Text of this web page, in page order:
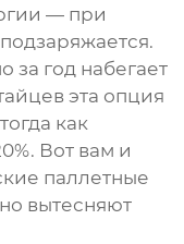
— при
за год набегает
эта опция
как
Вот вам и
паллетные
вытесняют